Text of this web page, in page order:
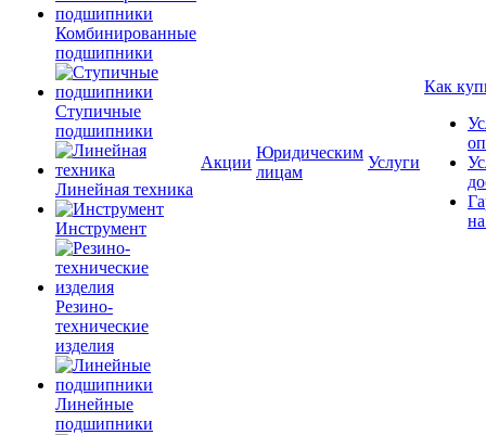
Комбинированные
подшипники
Ступичные
подшипники
Линейная техника
Инструмент
Резино-
технические
изделия
Линейные
подшипники
Акции
Юридическим
лицам
Услуги
Как